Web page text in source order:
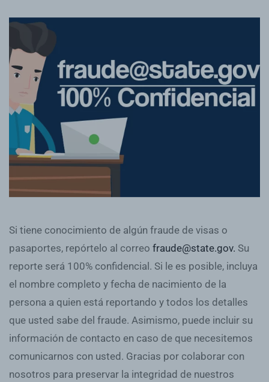
Si tiene conocimiento de algún fraude de visas o
pasaportes, repórtelo al correo fraude@state.gov. Su
reporte será 100% confidencial. Si le es posible, incluya
el nombre completo y fecha de nacimiento de la
persona a quien está reportando y todos los detalles
que usted sabe del fraude. Asimismo, puede incluir su
información de contacto en caso de que necesitemos
comunicarnos con usted. Gracias por colaborar con
nosotros para preservar la integridad de nuestros